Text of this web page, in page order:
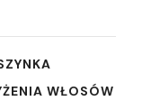
WŁOSÓW